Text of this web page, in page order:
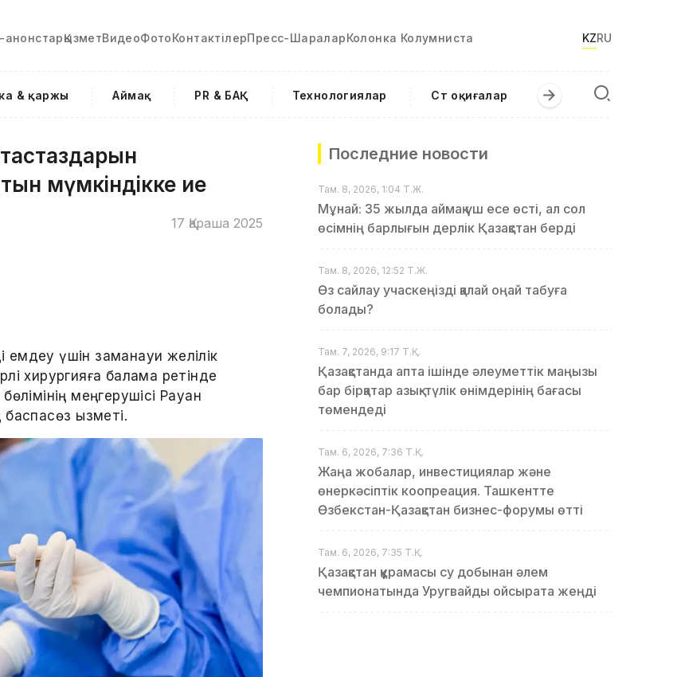
анонстарҚызметВидеоФотоКонтактілерПресс-ШараларКолонка Колумниста KZRU
& қаржы Аймақ PR & БАҚ Технологиялар Сәт оқиғалар
мүмкіндікке ие
17 Қараша 2025
емдеу үшін заманауи желілік
хирургияға балама ретінде
меңгерушісі Рауан
қызметі.
Последние новости
Там. 8, 2026, 1:04 Т.Ж.
Мұнай: 35 жылда аймақ үш есе өсті, ал сол
өсімнің барлығын дерлік Қазақстан берді
Там. 8, 2026, 12:52 Т.Ж.
Өз сайлау учаскеңізді қалай оңай табуға
болады?
Там. 7, 2026, 9:17 Т.Қ.
Қазақстанда апта ішінде әлеуметтік маңызы
бар бірқатар азық-түлік өнімдерінің бағасы
төмендеді
Там. 6, 2026, 7:36 Т.Қ.
Жаңа жобалар, инвестициялар және
өнеркәсіптік коопреация. Ташкентте
Өзбекстан-Қазақстан бизнес-форумы өтті
Там. 6, 2026, 7:35 Т.Қ.
Қазақстан құрамасы су добынан әлем
чемпионатында Уругвайды ойсырата жеңді